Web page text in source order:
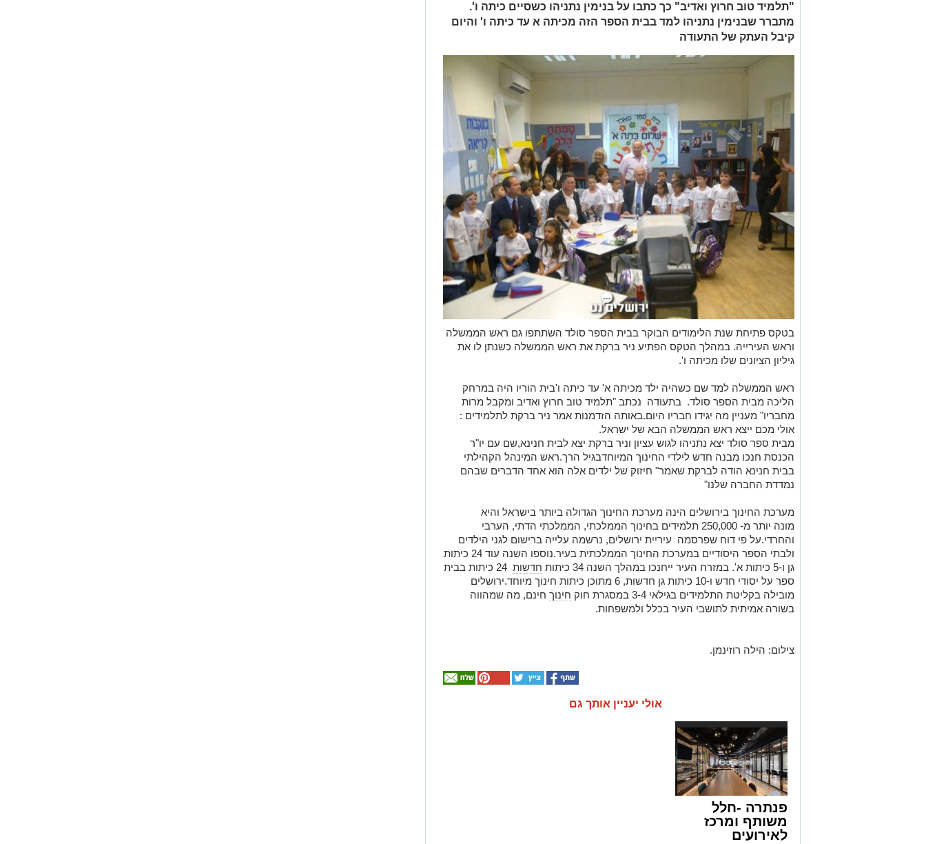
"תלמיד טוב חרוץ ואדיב" כך כתבו על בנימין נתניהו כשסיים כיתה ו'.
מתברר שבנימין נתניהו למד בבית הספר הזה מכיתה א עד כיתה ו' והיום
קיבל העתק של התעודה
בטקס פתיחת שנת הלימודים הבוקר בבית הספר סולד השתתפו גם ראש הממשלה
וראש העירייה. במהלך הטקס הפתיע ניר ברקת את ראש הממשלה כשנתן לו את
גיליון הציונים שלו מכיתה ו'.
ראש הממשלה למד שם כשהיה ילד מכיתה א' עד כיתה ו'בית הוריו היה במרחק
הליכה מבית הספר סולד. בתעודה נכתב "תלמיד טוב חרוץ ואדיב ומקבל מרות
מחבריו" מעניין מה יגידו חבריו היום.באותה הזדמנות אמר ניר ברקת לתלמידים :
אולי מכם ייצא ראש הממשלה הבא של ישראל.
מבית ספר סולד יצא נתניהו לגוש עציון וניר ברקת יצא לבית חנינא,שם עם יו"ר
הכנסת חנכו מבנה חדש לילדי החינוך המיוחדבגיל הרך.ראש המינהל הקהילתי
בבית חנינא הודה לברקת שאמר" חיזוק של ילדים אלה הוא אחד הדברים שבהם
נמדדת החברה שלנו"
מערכת החינוך בירושלים הינה מערכת החינוך הגדולה ביותר בישראל והיא
מונה יותר מ- 250,000 תלמידים בחינוך הממלכתי, הממלכתי הדתי, הערבי
והחרדי.על פי דוח שפרסמה עיריית ירושלים, נרשמה עלייה ברישום לגני הילדים
ולבתי הספר היסודיים במערכת החינוך הממלכתית בעיר.נוספו השנה עוד 24 כיתות
גן ו-5 כיתות א'. במזרח העיר ייחנכו במהלך השנה 34 כיתות
חדשות
24 כיתות בבית
ספר על יסודי חדש ו-10 כיתות גן חדשות, 6 מתוכן כיתות חינוך מיוחד.ירושלים
מובילה בקליטת התלמידים בגילאי 3-4 במסגרת חוק
חינוך חינם, מה שמהווה
בשורה אמיתית לתושבי העיר בכלל ולמשפחות.
צילום: הילה רוזינמן.
אולי יעניין אותך גם
פנתרה -חלל
משותף ומרכז
לאירועים